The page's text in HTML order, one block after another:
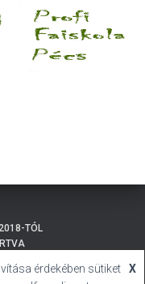
TÓL
érdekében sütiket
X